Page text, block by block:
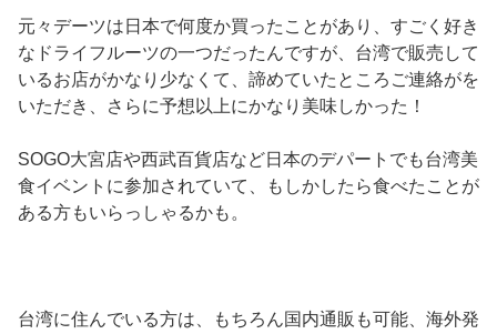
元々デーツは日本で何度か買ったことがあり、すごく好き
なドライフルーツの一つだったんですが、台湾で販売して
いるお店がかなり少なくて、諦めていたところご連絡がを
いただき、さらに予想以上にかなり美味しかった！
SOGO大宮店や西武百貨店など日本のデパートでも台湾美
食イベントに参加されていて、もしかしたら食べたことが
ある方もいらっしゃるかも。
台湾に住んでいる方は、もちろん国内通販も可能、海外発